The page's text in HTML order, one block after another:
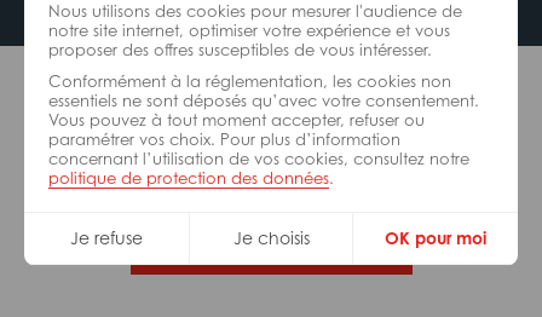
Nous utilisons des cookies pour mesurer l'audience de
notre site internet, optimiser votre expérience et vous
proposer des offres susceptibles de vous intéresser.
Conformément à la réglementation, les cookies non
essentiels ne sont déposés qu’avec votre consentement.
Vous pouvez à tout moment accepter, refuser ou
paramétrer vos choix. Pour plus d’information
concernant l’utilisation de vos cookies, consultez notre
politique de protection des données.
Je refuse Je choisis OK pour moi
L’offre d’emploi que vous tentez de consulter n’est
plus disponible.
De nombreuses autres missions peuvent vous
correspondre, consultez toutes nos offres.
Trouvez votre job Adéquat !